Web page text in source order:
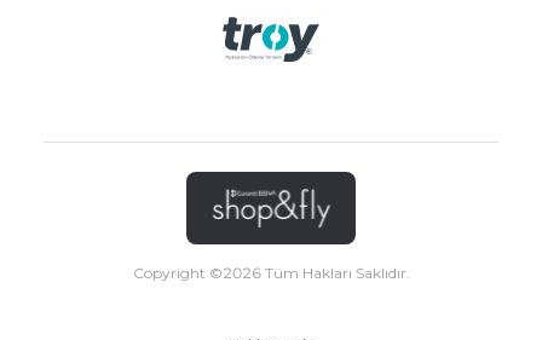
Copyright ©2026Tüm Hakları Saklıdır.